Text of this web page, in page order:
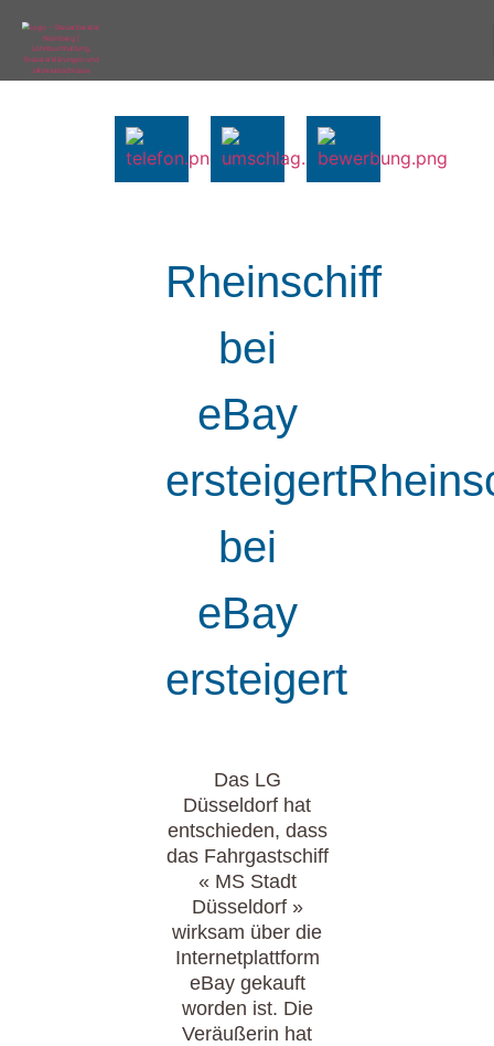
Rheinschiff
bei
eBay
bei
eBay
ersteigert
Das LG
Düsseldorf hat
entschieden, dass
das Fahrgastschiff
« MS Stadt
Düsseldorf »
wirksam über die
Internetplattform
eBay gekauft
worden ist. Die
Veräußerin hat